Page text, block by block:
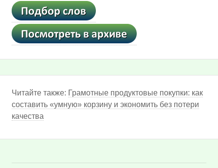
Читайте также: Грамотные продуктовые покупки: как
составить «умную» корзину и экономить без потери
качества